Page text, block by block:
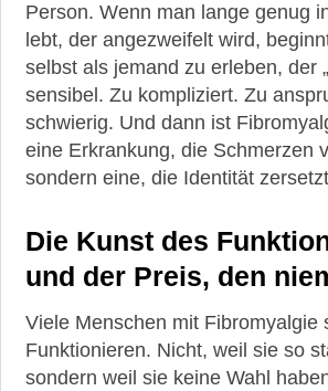
Person. Wenn man lange genug
lebt, der angezweifelt wird,
selbst als jemand zu erleben, der
sensibel. Zu kompliziert. Zu
schwierig. Und dann ist
eine Erkrankung, die Schmerzen
sondern eine, die Identität
Die Kunst des
und der Preis, den
Viele Menschen mit Fibromyalgie
Funktionieren. Nicht, weil sie so
sondern weil sie keine Wahl